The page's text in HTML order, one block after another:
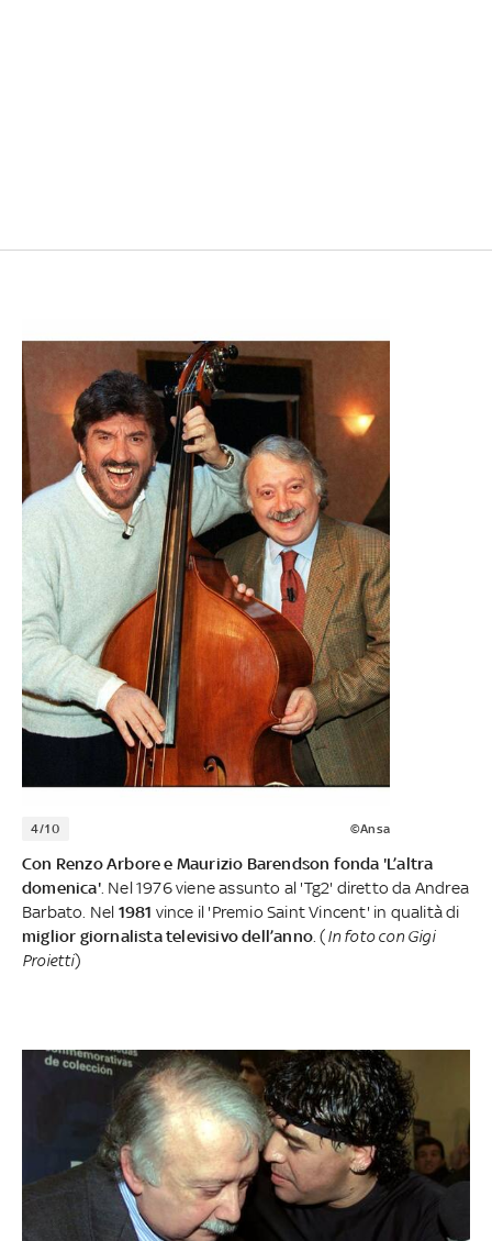
4/10 ©Ansa
Con Renzo Arbore e Maurizio Barendson fonda 'L’altra
domenica'. Nel 1976 viene assunto al 'Tg2' diretto da Andrea
Barbato. Nel 1981 vince il 'Premio Saint Vincent' in qualità di
miglior giornalista televisivo dell’anno . (In foto con Gigi
Proietti)